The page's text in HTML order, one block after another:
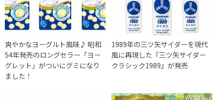
爽やかなヨーグルト風味♪ 昭和
54年発売のロングセラー「ヨー
グレット」がついにグミになり
ました！
1989年の三ツ矢サイダーを現代
風に再現した『三ツ矢サイダー
クラシック1989』が発売